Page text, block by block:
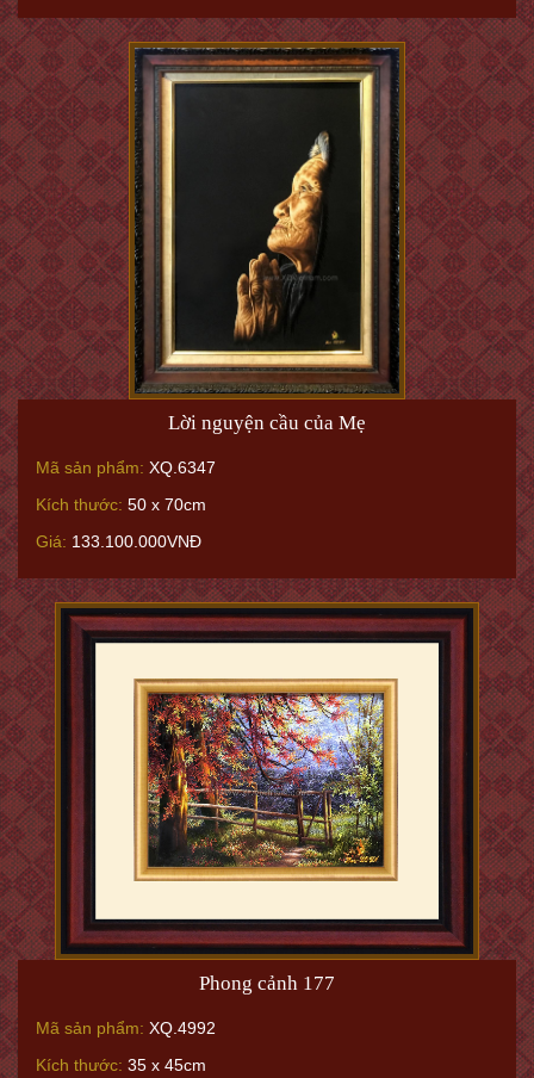
Lời nguyện cầu của Mẹ
Mã sản phẩm: XQ.6347
Kích thước: 50 x 70cm
Giá: 133.100.000VNĐ
Phong cảnh 177
Mã sản phẩm: XQ.4992
Kích thước: 35 x 45cm